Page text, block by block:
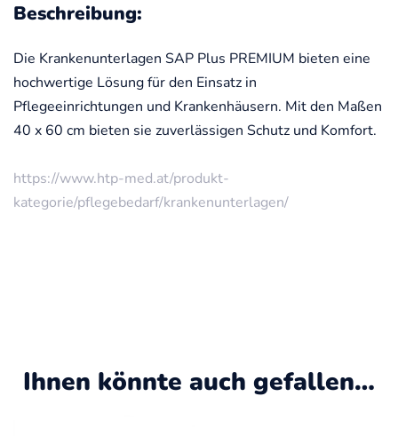
Beschreibung:
Die Krankenunterlagen SAP Plus PREMIUM bieten eine
hochwertige Lösung für den Einsatz in
Pflegeeinrichtungen und Krankenhäusern. Mit den Maßen
40 x 60 cm bieten sie zuverlässigen Schutz und Komfort.
https://www.htp-med.at/produkt-
kategorie/pflegebedarf/krankenunterlagen/
Ihnen könnte auch gefallen…